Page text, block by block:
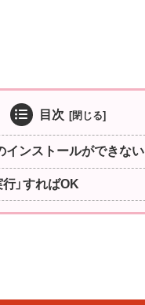
目次
ンストールができない
」すればOK